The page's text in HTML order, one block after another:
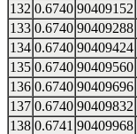
132 0.6740 90409152
133 0.6740 90409288
134 0.6740 90409424
135 0.6740 90409560
136 0.6740 90409696
137 0.6740 90409832
138 0.6741 90409968